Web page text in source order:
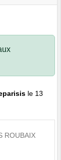
le 13
ROUBAIX